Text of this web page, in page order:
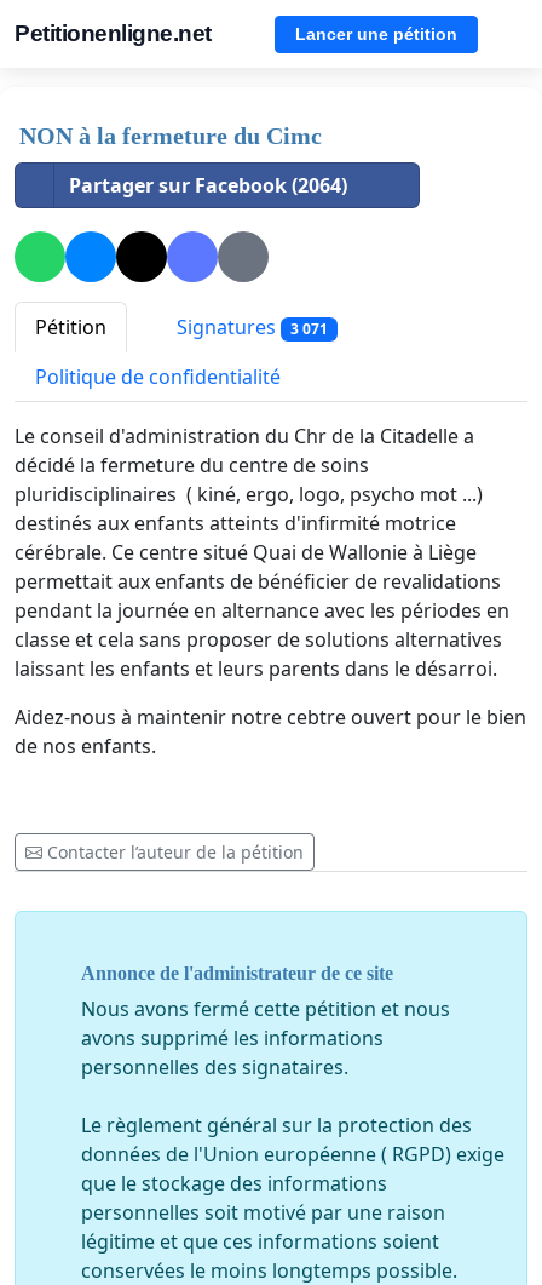
Petitionenligne.net Lancer une pétition
NON à la fermeture du Cimc
Partager sur Facebook (2064)
Pétition Signatures 3 071
Politique de confidentialité
Le conseil d'administration du Chr de la Citadelle a
décidé la fermeture du centre de soins
pluridisciplinaires ( kiné, ergo, logo, psycho mot ...)
destinés aux enfants atteints d'infirmité motrice
cérébrale. Ce centre situé Quai de Wallonie à Liège
permettait aux enfants de bénéficier de revalidations
pendant la journée en alternance avec les périodes en
classe et cela sans proposer de solutions alternatives
laissant les enfants et leurs parents dans le désarroi.
Aidez-nous à maintenir notre cebtre ouvert pour le bien
de nos enfants.
Contacter l’auteur de la pétition
Annonce de l'administrateur de ce site
Nous avons fermé cette pétition et nous
avons supprimé les informations
personnelles des signataires.
Le règlement général sur la protection des
données de l'Union européenne ( RGPD) exige
que le stockage des informations
personnelles soit motivé par une raison
légitime et que ces informations soient
conservées le moins longtemps possible.